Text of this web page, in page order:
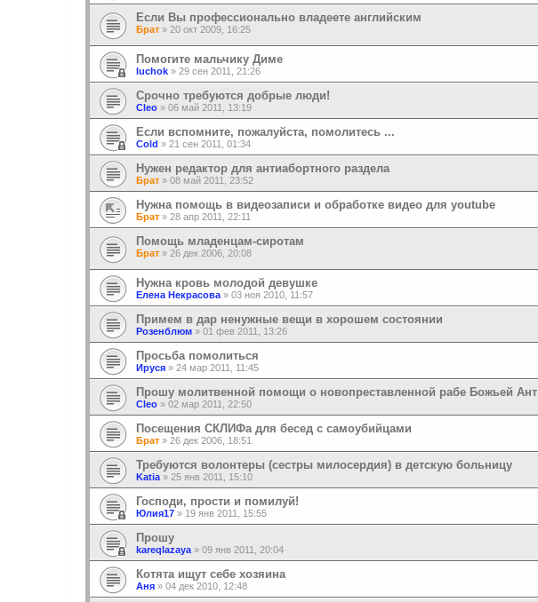
Если Вы профессионально владеете английским
Брат » 20 окт 2009, 16:25
Помогите мальчику Диме
luchok » 29 сен 2011, 21:26
Срочно требуются добрые люди!
Cleo » 06 май 2011, 13:19
Если вспомните, пожалуйста, помолитесь ...
Cold » 21 сен 2011, 01:34
Нужен редактор для антиабортного раздела
Брат » 08 май 2011, 23:52
Нужна помощь в видеозаписи и обработке видео для youtube
Брат » 28 апр 2011, 22:11
Помощь младенцам-сиротам
Брат » 26 дек 2006, 20:08
Нужна кровь молодой девушке
Елена Некрасова » 03 ноя 2010, 11:57
Примем в дар ненужные вещи в хорошем состоянии
Розенблюм » 01 фев 2011, 13:26
Просьба помолиться
Ируся » 24 мар 2011, 11:45
Прошу молитвенной помощи о новопреставленной рабе Божьей Ант
Cleo » 02 мар 2011, 22:50
Посещения СКЛИФа для бесед с самоубийцами
Брат » 26 дек 2006, 18:51
Требуются волонтеры (сестры милосердия) в детскую больницу
Katia » 25 янв 2011, 15:10
Господи, прости и помилуй!
Юлия17 » 19 янв 2011, 15:55
Прошу
kareqlazaya » 09 янв 2011, 20:04
Котята ищут себе хозяина
Аня » 04 дек 2010, 12:48